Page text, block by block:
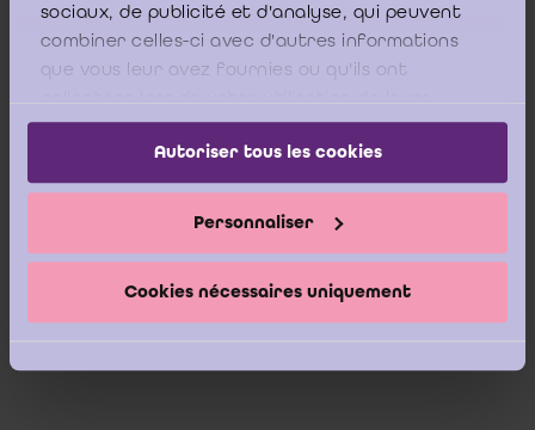
sociaux, de publicité et d'analyse, qui peuvent
combiner celles-ci avec d'autres informations
que vous leur avez fournies ou qu'ils ont
services.
Autoriser tous les cookies
Personnaliser
Cookies nécessaires uniquement
zijn aangesteld, zijn de bepalingen van dit wetboek
inzake de commissarissen, niettegenstaande elk
commissarissen die in hun hoedanigheid van
bedrijfsrevisor zijn aangesteld; zij stellen een
afzonderlijk verslag op. Deze bepalingen zijn niet van
toepassing op de andere commissarissen behalve
indien de statuten zulks uitdrukkelijk bepalen”.
Bijgevolg zijn o.m. de bepalingen van artikel 135, § 1
van het Wetboek van vennootschappen inzake de duur